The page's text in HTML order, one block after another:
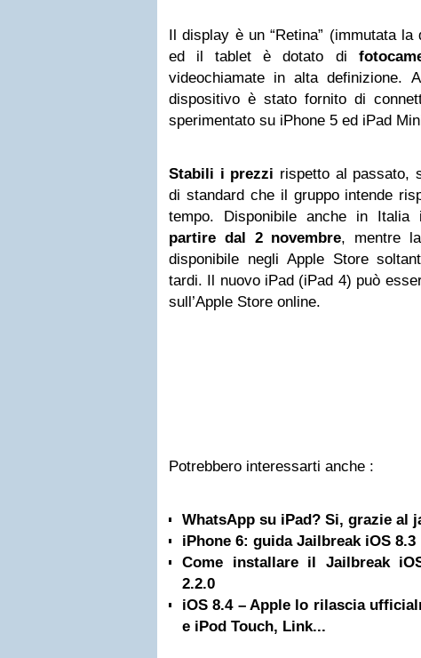
Il display è un “Retina” (immutata la
ed il tablet è dotato di
videochiamate in alta definizione.
dispositivo è stato fornito di
sperimentato su iPhone 5 ed iPad
Stabili i prezzi rispetto al passato,
di standard che il gruppo intende
tempo. Disponibile anche in Italia
partire dal 2 novembre, mentre
disponibile negli Apple Store
tardi. Il nuovo iPad (iPad 4) può
sull’Apple Store online.
Potrebbero interessarti anche :
WhatsApp su iPad? Si, grazie al
iPhone 6: guida Jailbreak iOS 8.3
Come installare il Jailbreak
2.2.0
iOS 8.4 – Apple lo rilascia
e iPod Touch, Link...